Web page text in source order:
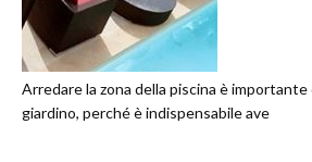
Arredare la zona della piscina è
giardino, perché è indispensabile ave